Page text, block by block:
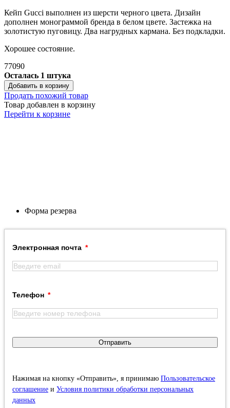
Кейп Gucci выполнен из шерсти черного цвета. Дизайн
дополнен монограммой бренда в белом цвете. Застежка на
золотистую пуговицу. Два нагрудных кармана. Без подкладки.
Хорошее состояние.
77090
Осталась 1 штука
Добавить в корзину
Продать похожий товар
Товар добавлен в корзину
Перейти к корзине
Форма резерва
Электронная почта
Телефон
Отправить
Нажимая на кнопку «Отправить», я принимаю Пользовательское
соглашение и Условия политики обработки персональных
данных